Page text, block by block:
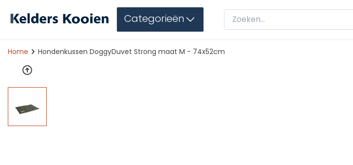
Categorieën
Home Hondenkussen DoggyDuvet Strong maat M - 74x52cm